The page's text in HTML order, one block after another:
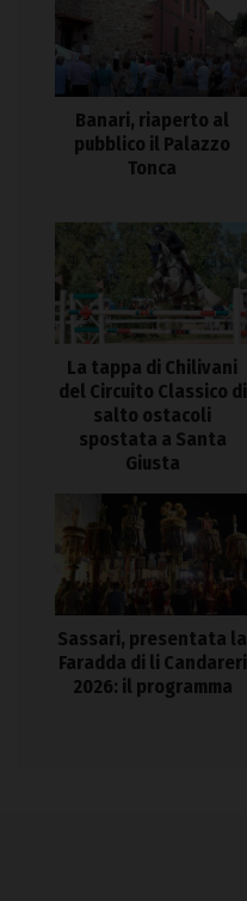
Banari, riaperto al
pubblico il Palazzo
Tonca
La tappa di Chilivani
del Circuito Classico di
salto ostacoli
spostata a Santa
Giusta
Sassari, presentata la
Faradda di li Candareri
2026: il programma